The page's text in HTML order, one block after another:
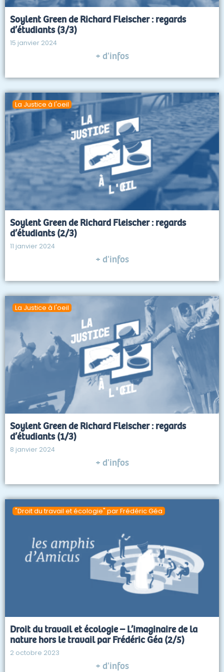
Soylent Green de Richard Fleischer : regards
d’étudiants (3/3)
15 janvier 2024
+ d'infos
La Justice à l'oeil
Soylent Green de Richard Fleischer : regards
d’étudiants (2/3)
11 janvier 2024
+ d'infos
La Justice à l'oeil
Soylent Green de Richard Fleischer : regards
d’étudiants (1/3)
8 janvier 2024
+ d'infos
"Droit du travail et écologie" par Frédéric Géa
Droit du travail et écologie – L’imaginaire de la
nature hors le travail par Frédéric Géa (2/5)
2 octobre 2023
+ d'infos